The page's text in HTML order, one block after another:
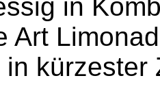
in
Art
in kürzester